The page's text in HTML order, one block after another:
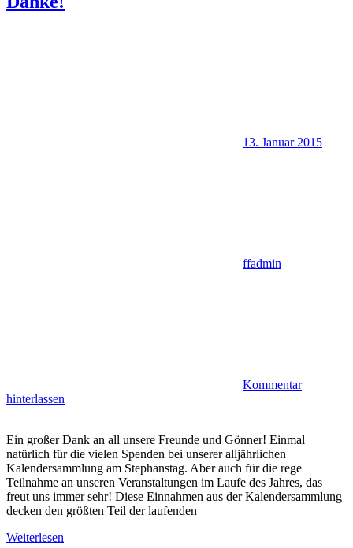
13. Januar 2015
ffadmin
Kommentar
hinterlassen
Ein großer Dank an all unsere Freunde und Gönner! Einmal
natürlich für die vielen Spenden bei unserer alljährlichen
Kalendersammlung am Stephanstag. Aber auch für die rege
Teilnahme an unseren Veranstaltungen im Laufe des Jahres, das
freut uns immer sehr! Diese Einnahmen aus der Kalendersammlung
decken den größten Teil der laufenden
Weiterlesen